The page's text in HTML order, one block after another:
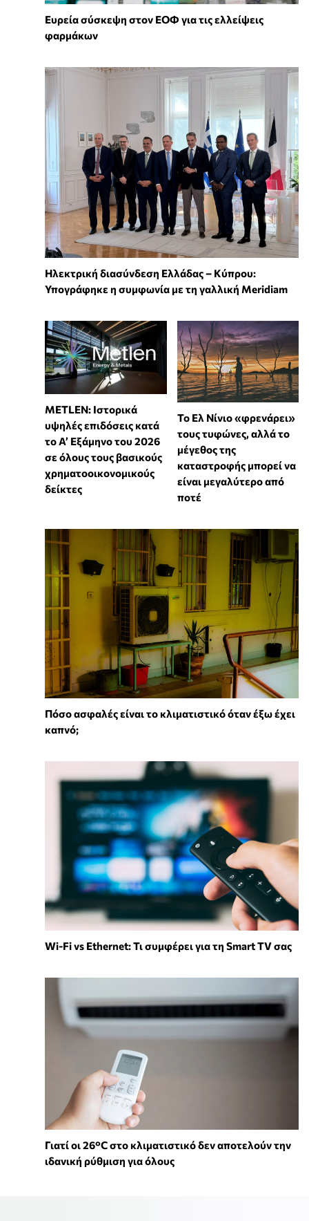
Ευρεία σύσκεψη στον ΕΟΦ για τις ελλείψεις
φαρμάκων
Ηλεκτρική διασύνδεση Ελλάδας – Κύπρου:
Υπογράφηκε η συμφωνία με τη γαλλική Meridiam
METLEN: Ιστορικά
υψηλές επιδόσεις κατά
το Α’ Εξάμηνο του 2026
σε όλους τους βασικούς
χρηματοοικονομικούς
δείκτες
Το Ελ Νίνιο «φρενάρει»
τους τυφώνες, αλλά το
μέγεθος της
καταστροφής μπορεί να
είναι μεγαλύτερο από
ποτέ
Πόσο ασφαλές είναι το κλιματιστικό όταν έξω έχει
καπνό;
Wi-Fi vs Ethernet: Τι συμφέρει για τη Smart TV σας
Γιατί οι 26°C στο κλιματιστικό δεν αποτελούν την
ιδανική ρύθμιση για όλους